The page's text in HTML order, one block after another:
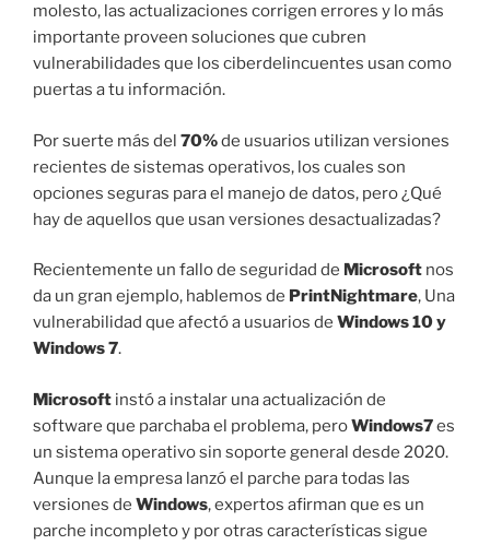
molesto, las actualizaciones corrigen errores y lo más
importante proveen soluciones que cubren
vulnerabilidades que los ciberdelincuentes usan como
puertas a tu información.
Por suerte más del 70%de usuarios utilizan versiones
recientes de sistemas operativos, los cuales son
opciones seguras para el manejo de datos, pero ¿Qué
hay de aquellos que usan versiones desactualizadas?
Recientemente un fallo de seguridad de Microsoft nos
da un gran ejemplo, hablemos de PrintNightmare, Una
vulnerabilidad que afectó a usuarios de Windows 10 y
Windows 7.
Microsoft instó a instalar una actualización de
software que parchaba el problema, peroWindows7es
un sistema operativosin soporte general desde 2020.
Aunque la empresa lanzó el parche para todas las
versiones de Windows, expertos afirman que es un
parche incompleto y por otras características sigue